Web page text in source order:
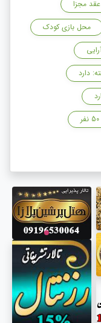
عقد مجزا
محل بازی کودک
دارد